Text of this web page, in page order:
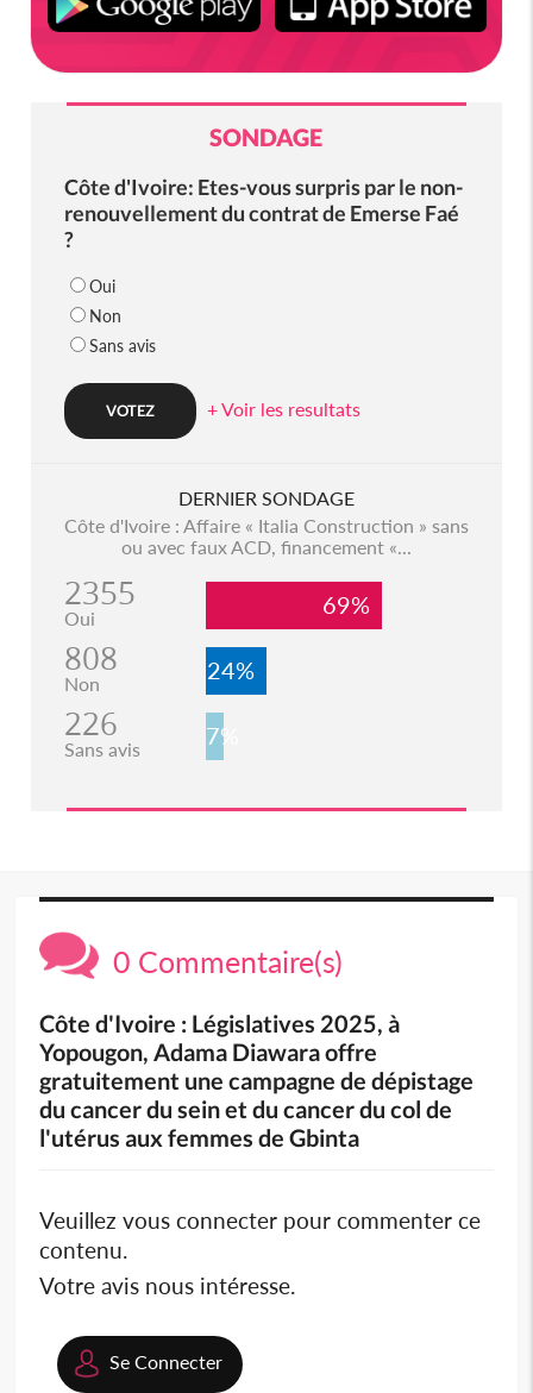
SONDAGE
Côte d'Ivoire: Etes-vous surpris par le non-
renouvellement du contrat de Emerse Faé
?
Oui
Non
Sans avis
+ Voir les resultats
DERNIER SONDAGE
Côte d'Ivoire : Affaire « Italia Construction » sans
ou avec faux ACD, financement «...
2355
Oui 69%
808
Non 24%
226
Sans avis 7%
0 Commentaire(s)
Côte d'Ivoire : Législatives 2025, à
Yopougon, Adama Diawara offre
gratuitement une campagne de dépistage
du cancer du sein et du cancer du col de
l'utérus aux femmes de Gbinta
Veuillez vous connecter pour commenter ce
contenu.
Votre avis nous intéresse.
Se Connecter